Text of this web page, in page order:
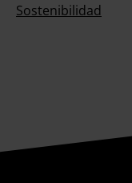
Sostenibilidad